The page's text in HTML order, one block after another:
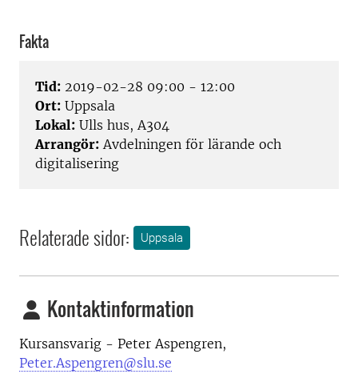
Fakta
Tid: 2019-02-28 09:00 - 12:00
Ort: Uppsala
Lokal: Ulls hus, A304
Arrangör: Avdelningen för lärande och
digitalisering
Relaterade sidor: Uppsala
Kontaktinformation
Kursansvarig - Peter Aspengren,
Peter.Aspengren@slu.se